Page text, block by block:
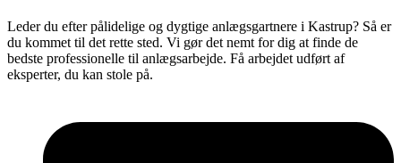
Leder du efter pålidelige og dygtige anlægsgartnere i Kastrup? Så er
du kommet til det rette sted. Vi gør det nemt for dig at finde de
bedste professionelle til anlægsarbejde. Få arbejdet udført af
eksperter, du kan stole på.